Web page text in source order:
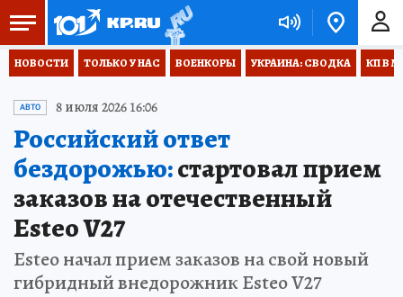
НОВОСТИ ТОЛЬКО У НАС ВОЕНКОРЫ УКРАИНА: СВОДКА КП В
АВТО 8 июля 2026 16:06
Российский ответ
бездорожью:стартовал прием
заказов на отечественный
Esteo V27
Esteo начал прием заказов на свой новый
гибридный внедорожник Esteo V27